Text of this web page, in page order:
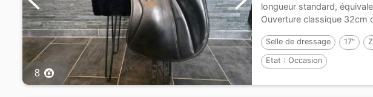
8
longueur standard,
Ouverture classique 32cm
Selle de dressage 17"
Etat :Occasion